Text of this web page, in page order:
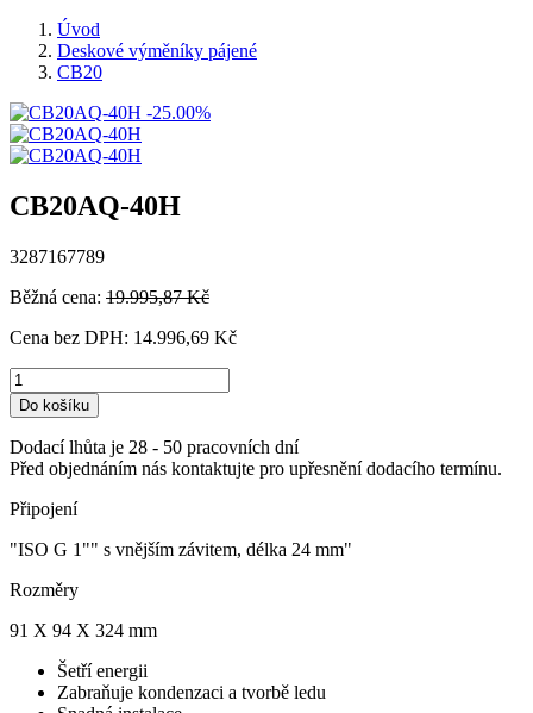
Úvod
Deskové výměníky pájené
CB20
-25.00%
CB20AQ-40H
3287167789
Běžná cena: 19.995,87 Kč
Cena bez DPH: 14.996,69 Kč
Do košíku
Dodací lhůta je 28 - 50 pracovních dní
Před objednáním nás kontaktujte pro upřesnění dodacího termínu.
Připojení
"ISO G 1"" s vnějším závitem, délka 24 mm"
Rozměry
91 X 94 X 324 mm
Šetří energii
Zabraňuje kondenzaci a tvorbě ledu